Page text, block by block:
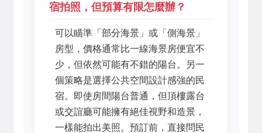
宿拍照，但預算有限怎麼辦？
可以瞄準「部分海景」或「側海景」
房型，價格通常比一線海景房便宜不
少，但依然可能有不錯的陽台。另一
個策略是選擇公共空間設計感強的民
宿。即使房間陽台普通，但頂樓露台
或交誼廳可能擁有絕佳視野和造景，
一樣能拍出美照。預訂前，直接問民